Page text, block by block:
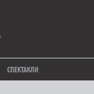
СПЕКТАКЛИ